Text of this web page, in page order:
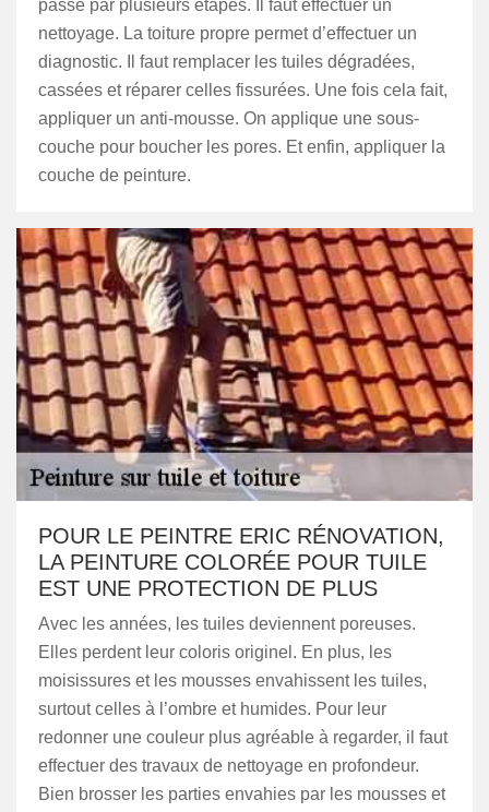
passe par plusieurs étapes. Il faut effectuer un
nettoyage. La toiture propre permet d’effectuer un
diagnostic. Il faut remplacer les tuiles dégradées,
cassées et réparer celles fissurées. Une fois cela fait,
appliquer un anti-mousse. On applique une sous-
couche pour boucher les pores. Et enfin, appliquer la
couche de peinture.
POUR LE PEINTRE ERIC RÉNOVATION,
LA PEINTURE COLORÉE POUR TUILE
EST UNE PROTECTION DE PLUS
Avec les années, les tuiles deviennent poreuses.
Elles perdent leur coloris originel. En plus, les
moisissures et les mousses envahissent les tuiles,
surtout celles à l’ombre et humides. Pour leur
redonner une couleur plus agréable à regarder, il faut
effectuer des travaux de nettoyage en profondeur.
Bien brosser les parties envahies par les mousses et